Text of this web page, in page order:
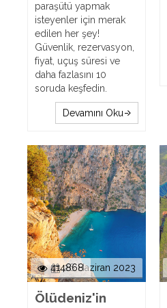
paraşütü yapmak
isteyenler için merak
edilen her şey!
Güvenlik, rezervasyon,
fiyat, uçuş süresi ve
daha fazlasını 10
soruda keşfedin.
Devamını Oku
26 Haziran 2023
414868
Ölüdeniz'in